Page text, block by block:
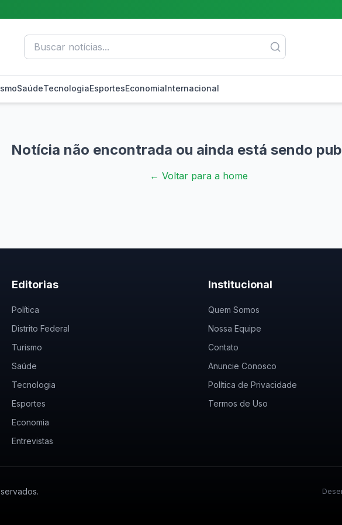
SaúdeTecnologiaEsportesEconomiaInternacional
Notícia não encontrada ou ainda está sendo
← Voltar para a home
Editorias
Política
Distrito Federal
Turismo
Saúde
Tecnologia
Esportes
Economia
Entrevistas
Institucional
Quem Somos
Nossa Equipe
Contato
Anuncie Conosco
Política de Privacidade
Termos de Uso